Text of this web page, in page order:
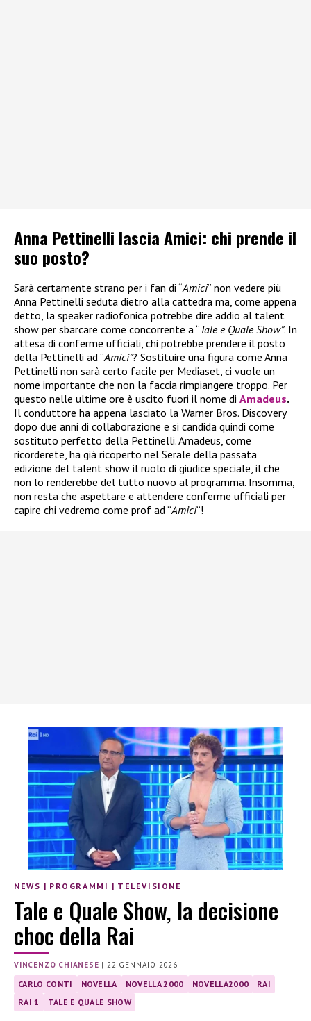
Anna Pettinelli lascia Amici: chi prende il
suo posto?
Sarà certamente strano per i fan di “Amici” non vedere più
Anna Pettinelli seduta dietro alla cattedra ma, come appena
detto, la speaker radiofonica potrebbe dire addio al talent
show per sbarcare come concorrente a “Tale e Quale Show”. In
attesa di conferme ufficiali, chi potrebbe prendere il posto
della Pettinelli ad “Amici”? Sostituire una figura come Anna
Pettinelli non sarà certo facile per Mediaset, ci vuole un
nome importante che non la faccia rimpiangere troppo. Per
questo nelle ultime ore è uscito fuori il nome di Amadeus.
Il conduttore ha appena lasciato la Warner Bros. Discovery
dopo due anni di collaborazione e si candida quindi come
sostituto perfetto della Pettinelli. Amadeus, come
ricorderete, ha già ricoperto nel Serale della passata
edizione del talent show il ruolo di giudice speciale, il che
non lo renderebbe del tutto nuovo al programma. Insomma,
non resta che aspettare e attendere conferme ufficiali per
capire chi vedremo come prof ad “Amici“!
NEWS | PROGRAMMI | TELEVISIONE
Tale e Quale Show, la decisione
choc della Rai
VINCENZO CHIANESE |22 GENNAIO 2026
CARLO CONTI NOVELLA NOVELLA 2000 NOVELLA2000
RAI
RAI 1
TALE E QUALE SHOW